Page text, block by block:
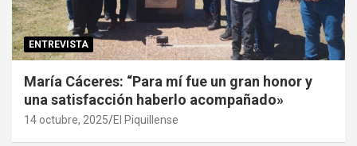
ENTREVISTA
María Cáceres: “Para mí fue un gran honor y
una satisfacción haberlo acompañado»
14 octubre, 2025 El Piquillense